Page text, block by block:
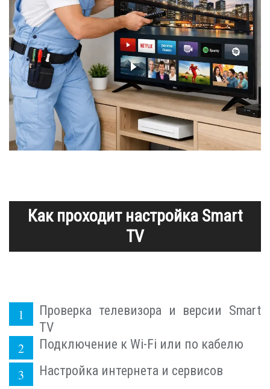
Как проходит настройка Smart
TV
Проверка телевизора и версии Smart
TV
Подключение к Wi-Fi или по кабелю
Настройка интернета и сервисов